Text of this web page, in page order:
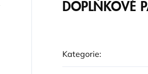
DOPLŇKOVÉ
Kategorie: